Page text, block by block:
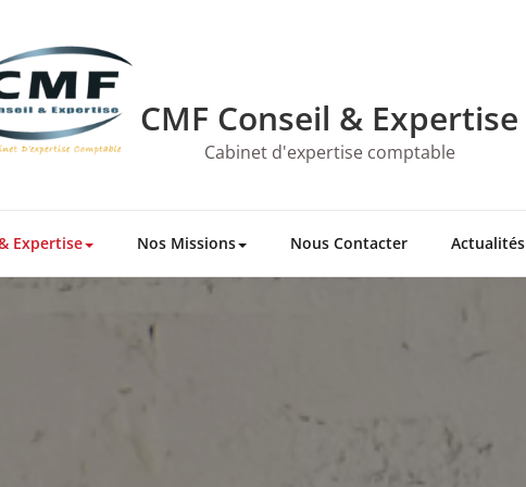
CMF Conseil & Expertise
Cabinet d'expertise comptable
Expertise Nos Missions Nous Contacter Actualités